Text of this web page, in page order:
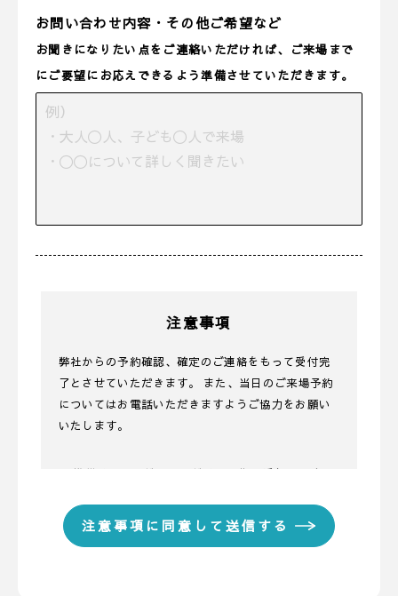
お問い合わせ内容・その他ご希望など
お聞きになりたい点をご連絡いただければ、ご来場まで
にご要望にお応えできるよう準備させていただきます。
注意事項
弊社からの予約確認、確定のご連絡をもって受付完
了とさせていただきます。 また、当日のご来場予約
についてはお電話いただきますようご協力をお願い
いたします。
■ 携帯メールアドレスのドメイン指定受信に関する
携帯メールのドメイン指定受信や、指定拒否をして
いる場合、当サイトからの予約完了通知などを受信